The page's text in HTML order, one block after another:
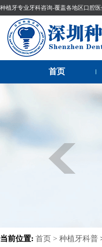
种植牙专业牙科咨询-覆盖各地区口腔
首页
当前位置: 首页 > 种植牙科普